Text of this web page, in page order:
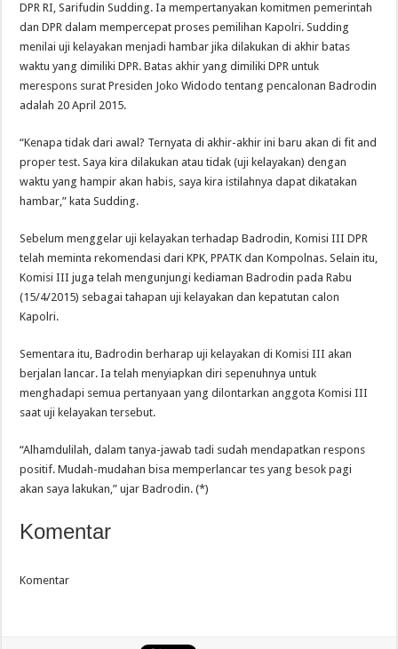
DPR RI, Sarifudin Sudding. Ia mempertanyakan komitmen pemerintah
dan DPR dalam mempercepat proses pemilihan Kapolri. Sudding
menilai uji kelayakan menjadi hambar jika dilakukan di akhir batas
waktu yang dimiliki DPR. Batas akhir yang dimiliki DPR untuk
merespons surat Presiden Joko Widodo tentang pencalonan Badrodin
adalah 20 April 2015.
“Kenapa tidak dari awal? Ternyata di akhir-akhir ini baru akan di fit and
proper test. Saya kira dilakukan atau tidak (uji kelayakan) dengan
waktu yang hampir akan habis, saya kira istilahnya dapat dikatakan
hambar,” kata Sudding.
Sebelum menggelar uji kelayakan terhadap Badrodin, Komisi III DPR
telah meminta rekomendasi dari KPK, PPATK dan Kompolnas. Selain itu,
Komisi III juga telah mengunjungi kediaman Badrodin pada Rabu
(15/4/2015) sebagai tahapan uji kelayakan dan kepatutan calon
Kapolri.
Sementara itu, Badrodin berharap uji kelayakan di Komisi III akan
berjalan lancar. Ia telah menyiapkan diri sepenuhnya untuk
menghadapi semua pertanyaan yang dilontarkan anggota Komisi III
saat uji kelayakan tersebut.
“Alhamdulilah, dalam tanya-jawab tadi sudah mendapatkan respons
positif. Mudah-mudahan bisa memperlancar tes yang besok pagi
akan saya lakukan,” ujar Badrodin. (*)
Komentar
Komentar